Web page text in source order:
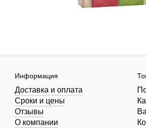
Информация
Доставка и оплата
Сроки и цены
Отзывы
О компании